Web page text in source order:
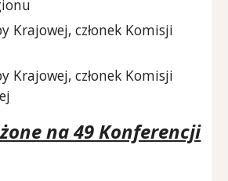
Krajowej, członek Komisji
Krajowej, członek Komisji
na 49 Konferencji